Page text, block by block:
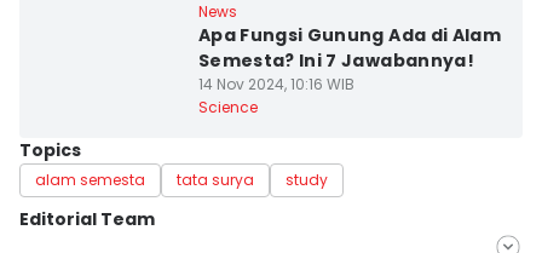
News
Apa Fungsi Gunung Ada di Alam
Semesta? Ini 7 Jawabannya!
14 Nov 2024, 10:16 WIB
Science
Topics
alam semesta tata surya study
Editorial Team